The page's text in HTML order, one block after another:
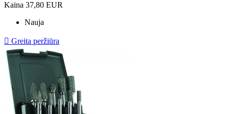
Kaina 37,80 EUR
Nauja
 Greita peržiūra